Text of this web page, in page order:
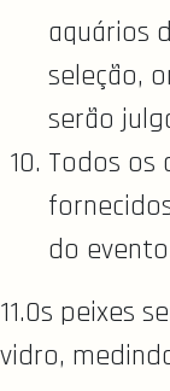
aquários
seleção,
serão
Todos os
do
11.Os peixes
vidro,